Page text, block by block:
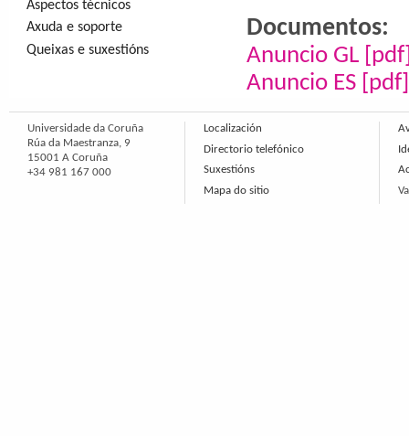
Aspectos técnicos
Axuda e soporte
Queixas e suxestións
Documentos:
Anuncio GL
Anuncio ES [pdf]
Universidade da Coruña
Rúa da Maestranza, 9
15001 A Coruña
+34 981 167 000
Localización
Directorio telefónico
Suxestións
Mapa do sitio